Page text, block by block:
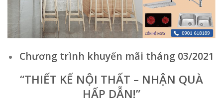
Chương trình khuyến mãi tháng 03/2021
“THIẾT KẾ NỘI THẤT – NHẬN QUÀ
HẤP DẪN!”